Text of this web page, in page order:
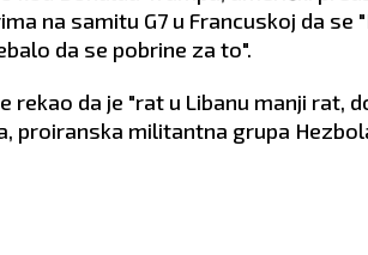
na samitu G7 u Francuskoj da
da se pobrine za to".
rekao da je "rat u Libanu manji rat,
proiranska militantna grupa